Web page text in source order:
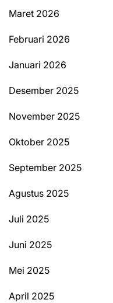
Maret 2026
Februari 2026
Januari 2026
Desember 2025
November 2025
Oktober 2025
September 2025
Agustus 2025
Juli 2025
Juni 2025
Mei 2025
April 2025